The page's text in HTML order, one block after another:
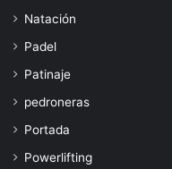
Natación
Padel
Patinaje
pedroneras
Portada
Powerlifting